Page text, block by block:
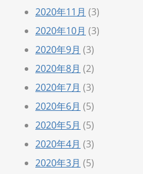
2020年11月 (3)
2020年10月 (3)
2020年9月 (3)
2020年8月 (2)
2020年7月 (3)
2020年6月 (5)
2020年5月 (5)
2020年4月 (3)
2020年3月 (5)